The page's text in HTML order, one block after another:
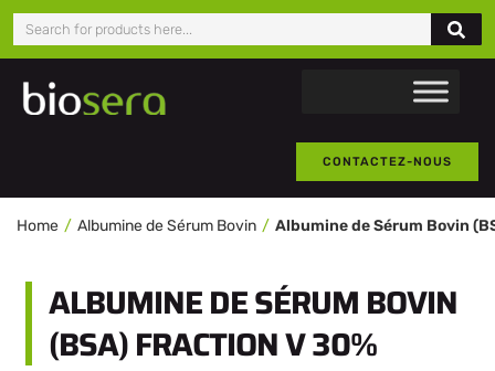
CONTACTEZ-NOUS
Home Albumine de Sérum Bovin
ALBUMINE DE SÉRUM BOVIN
(BSA) FRACTION V 30%